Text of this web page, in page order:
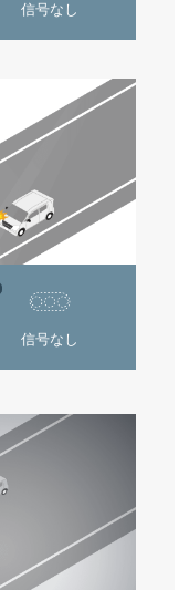
信号なし
信号なし